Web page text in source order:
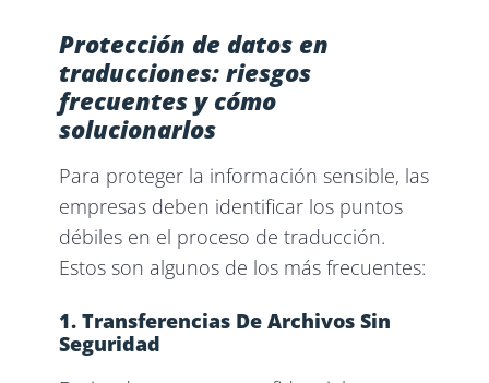
Protección de datos en
traducciones: riesgos
frecuentes y cómo
solucionarlos
Para proteger la información sensible, las
empresas deben identificar los puntos
débiles en el proceso de traducción.
Estos son algunos de los más frecuentes:
1. Transferencias De Archivos Sin
Seguridad